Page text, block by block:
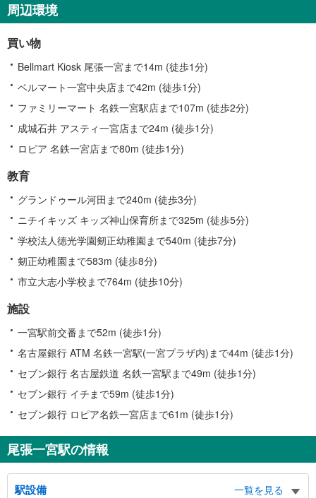
周辺環境
買い物
Bellmart Kiosk 尾張一宮まで14m (徒歩1分)
ベルマート一宮中央店まで42m (徒歩1分)
ファミリーマート 名鉄一宮駅店まで107m (徒歩2分)
成城石井 アスティ一宮店まで24m (徒歩1分)
ロピア 名鉄一宮店まで80m (徒歩1分)
教育
グランドゥール河田まで240m (徒歩3分)
ニチイキッズ キッズ神山保育所まで325m (徒歩5分)
学校法人徳光学園剱正幼稚園まで540m (徒歩7分)
剱正幼稚園まで583m (徒歩8分)
市立大志小学校まで764m (徒歩10分)
施設
一宮駅前交番まで52m (徒歩1分)
名古屋銀行 ATM 名鉄一宮駅(一宮プラザ内)まで44m (徒歩1分)
セブン銀行 名古屋鉄道 名鉄一宮駅まで49m (徒歩1分)
セブン銀行 イチまで59m (徒歩1分)
セブン銀行 ロピア名鉄一宮店まで61m (徒歩1分)
尾張一宮駅の情報
駅設備
一覧を見る